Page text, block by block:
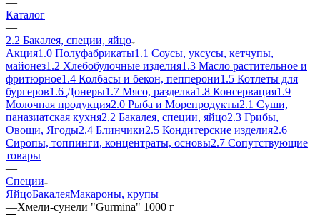
Каталог
—
2.2 Бакалея, специи, яйцо
Акция1.0 Полуфабрикаты1.1 Соусы, уксусы, кетчупы,
майонез1.2 Хлебобулочные изделия1.3 Масло растительное и
фритюрное1.4 Колбасы и бекон, пепперони1.5 Котлеты для
бургеров1.6 Донеры1.7 Мясо, разделка1.8 Консервация1.9
Молочная продукция2.0 Рыба и Морепродукты2.1 Суши,
паназиатская кухня2.2 Бакалея, специи, яйцо2.3 Грибы,
Овощи, Ягоды2.4 Блинчики2.5 Кондитерские изделия2.6
Сиропы, топпинги, концентраты, основы2.7 Сопутствующие
товары
—
Специи
ЯйцоБакалеяМакароны, крупы
—Хмели-сунели "Gurmina" 1000 г